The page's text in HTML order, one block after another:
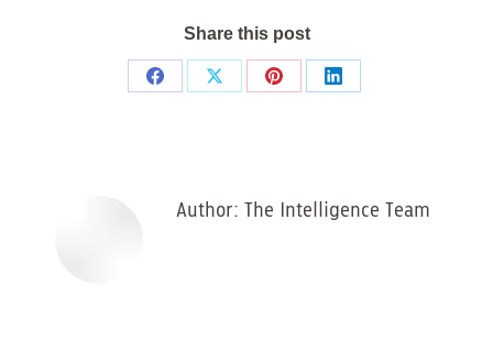
Share this post
Share
Share
Share
Share
Author: The Intelligence Team